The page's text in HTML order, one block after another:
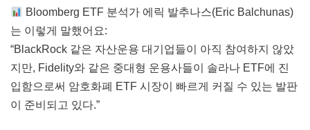
Bloomberg ETF 분석가 에릭 발추나스(Eric Balchunas)
는 이렇게 말했어요:
“BlackRock 같은 자산운용 대기업들이 아직 참여하지 않았
지만, Fidelity와 같은 중대형 운용사들이 솔라나 ETF에 진
입함으로써 암호화폐 ETF 시장이 빠르게 커질 수 있는 발판
이 준비되고 있다.”